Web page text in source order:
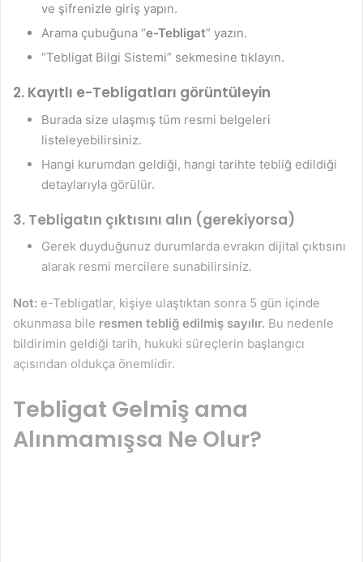
ve şifrenizle giriş yapın.
Arama çubuğuna “e-Tebligat” yazın.
“Tebligat Bilgi Sistemi” sekmesine tıklayın.
2. Kayıtlı e-Tebligatları görüntüleyin
Burada size ulaşmış tüm resmi belgeleri
listeleyebilirsiniz.
Hangi kurumdan geldiği, hangi tarihte tebliğ edildiği
detaylarıyla görülür.
3. Tebligatın çıktısını alın (gerekiyorsa)
Gerek duyduğunuz durumlarda evrakın dijital çıktısını
alarak resmi mercilere sunabilirsiniz.
Not: e-Tebligatlar, kişiye ulaştıktan sonra 5 gün içinde
okunmasa bile resmen tebliğ edilmiş sayılır. Bu nedenle
bildirimin geldiği tarih, hukuki süreçlerin başlangıcı
açısından oldukça önemlidir.
Tebligat Gelmiş ama
Alınmamışsa Ne Olur?